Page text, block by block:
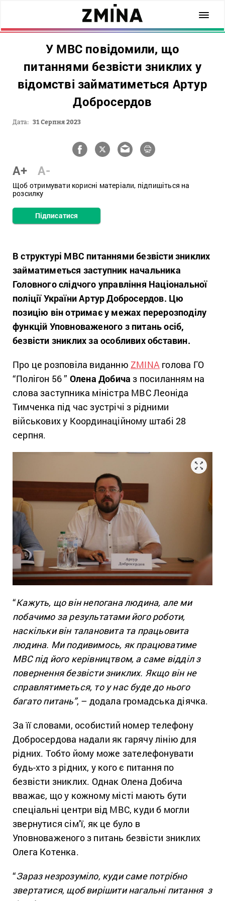
У МВС повідомили, що
питаннями безвісти зниклих у
відомстві займатиметься Артур
Добросердов
Дата: 31 Серпня 2023
A+ A-
Щоб отримувати корисні матеріали, підпишіться на
розсилку
Підписатися
В структурі МВС питаннями безвісти зниклих
займатиметься заступник начальника
Головного слідчого управління Національної
поліції України Артур Добросердов. Цю
позицію він отримає у межах перерозподілу
функцій Уповноваженого з питань осіб,
безвісти зниклих за особливих обставин.
Про це розповіла виданню ZMINA голова ГО
“Полігон 56 ” Олена Добича з посиланням на
слова заступника міністра МВС Леоніда
Тимченка під час зустрічі з рідними
військових у Координаційному штабі 28
серпня.
“Кажуть, що він непогана людина, але ми
побачимо за результатами його роботи,
наскільки він талановита та працьовита
людина. Ми подивимось, як працюватиме
МВС під його керівництвом, а саме відділ з
повернення безвісти зниклих. Якщо він не
справлятиметься, то у нас буде до нього
багато питань”, – додала громадська діячка.
За її словами, особистий номер телефону
Добросердова надали як гарячу лінію для
рідних. Тобто йому може зателефонувати
будь-хто з рідних, у кого є питання по
безвісти зниклих. Однак Олена Добича
вважає, що у кожному місті мають бути
спеціальні центри від МВС, куди б могли
звернутися сім’ї, як це було в
Уповноваженого з питань безвісти зниклих
Олега Котенка.
“Зараз незрозуміло, куди саме потрібно
звертатися, щоб вирішити нагальні питання з